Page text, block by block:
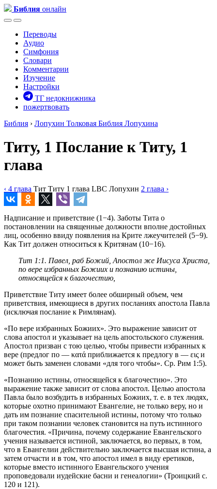
Библия онлайн
Переводы
Аудио
Симфония
Словари
Комментарии
Изучение
Настройки
ТГ недокнижника
пожертвовать
Библия › Лопухин Толковая Библия Лопухина
Титу, 1 Послание к Титу, 1
глава
‹ 4 глава Тит Титу 1 глава LBC Лопухин 2 глава ›
Надписание и приветствие (1−4). Заботы Тита о
постановлении на священные должности вполне достойных
лиц, особенно ввиду появления на Крите лжеучителей (5−9).
Как Тит должен относиться к Критянам (10−16).
Тит 1:1. Павел, раб Божий, Апостол же Иисуса Христа,
по вере избранных Божиих и познанию истины,
относящейся к благочестию,
Приветствие Титу имеет более обширный объем, чем
приветствия, имеющиеся в других посланиях апостола Павла
(исключая послание к Римлянам).
«По вере избранных Божиих». Это выражение зависит от
слова апостол и указывает на цель апостольского служения.
Апостол призван с тою целью, чтобы привести избранных к
вере (предлог по — κατά приближается к предлогу в — εις и
может быть заменен словами «для того чтобы». Ср. Рим 1:5).
«Познанию истины, относящейся к благочестию». Это
выражение также зависит от слова апостол. Целью апостола
Павла было возбудить в избранных Божиих, т. е. в тех людях,
которые охотно принимают Евангелие, не только веру, но и
дать им познание спасительной истины, потому что только
при таком познании человек становится на путь истинного
благочестия. «Причина, почему содержание Евангельского
учения называется истиной, заключается, во первых, в том,
что в Евангелии действительно заключается высшая истина, а
затем отчасти и в том, что апостол имел в виду еретиков,
которые вместо истинного Евангельского учения
проповедовали иудейские басни и генеалогии» (Троицкий с.
120 и 121).